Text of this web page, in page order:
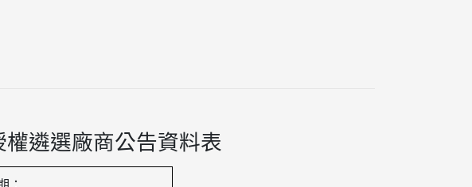
遴選廠商公告資料表